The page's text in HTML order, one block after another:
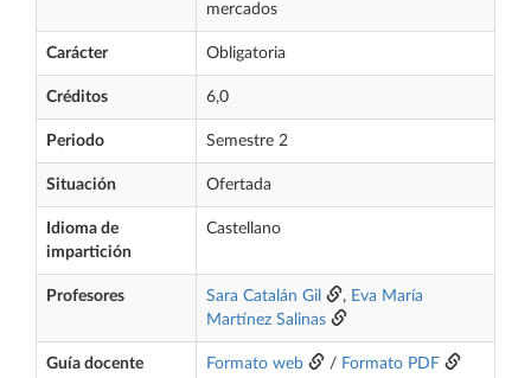
mercados
Carácter Obligatoria
Créditos 6,0
Periodo Semestre 2
Situación Ofertada
Idioma de
impartición
Castellano
Profesores Sara Catalán Gil , Eva María
Martínez Salinas
Guía docente Formato web / Formato PDF